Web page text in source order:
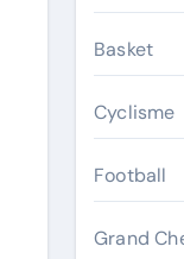
Basket
Cyclisme
Football
Grand